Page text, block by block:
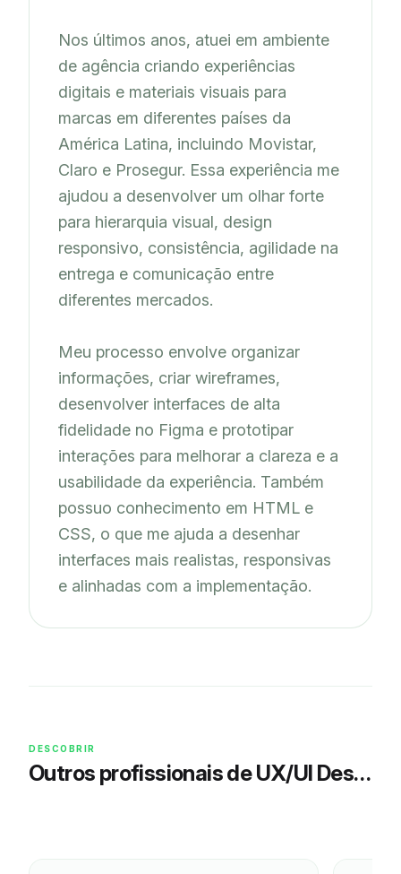
Nos últimos anos, atuei em ambiente
de agência criando experiências
digitais e materiais visuais para
marcas em diferentes países da
América Latina, incluindo Movistar,
Claro e Prosegur. Essa experiência me
ajudou a desenvolver um olhar forte
para hierarquia visual, design
responsivo, consistência, agilidade na
entrega e comunicação entre
diferentes mercados.
Meu processo envolve organizar
informações, criar wireframes,
desenvolver interfaces de alta
fidelidade no Figma e prototipar
interações para melhorar a clareza e a
usabilidade da experiência. Também
possuo conhecimento em HTML e
CSS, o que me ajuda a desenhar
interfaces mais realistas, responsivas
e alinhadas com a implementação.
DESCOBRIR
Outros profissionais de UX/UI Design